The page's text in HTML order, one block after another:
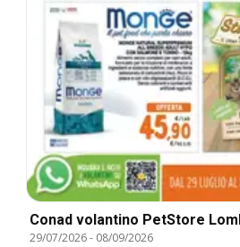
Conad volantino PetStore
29/07/2026- 08/09/2026